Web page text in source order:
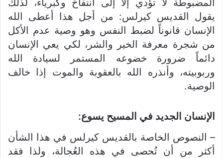
المضبوطة لا تؤدي إلا إلى انتفاخ وكبرياء، لذلك
يقول القديس كيرلس: من أجل هذا أعطى الله
الإنسان قانوناً لضبط النفس وهو وصية عدم الأكل
من شجرة معرفة الخير والشر، لكي يعي الإنسان
دائماً ضرورة خضوعه المستمر لسيادة الله
وربوبيته، وأنذره الله بالعقوبة والموت إذا خالف
الوصية.
الإنسان الجديد في المسيح يسوع:
– النصوص الخاصة بالقديس كيرلس في هذا الشأن
أكثر من أن تُحصى في هذه العُجالة، ولذا فقد